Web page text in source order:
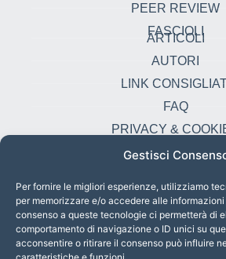
Gestisci
Per fornire le migliori esperienze, utilizziamo
per memorizzare e/o accedere alle
consenso a queste tecnologie ci permetterà di
comportamento di navigazione o ID unici su
acconsentire o ritirare il consenso può influire
PEER REVIEW
FASCIOLI
ARTICOLI
AUTORI
LINK
FAQ
PRIVACY &
+39 06 67 02
Largo Angelicum 1, 00184